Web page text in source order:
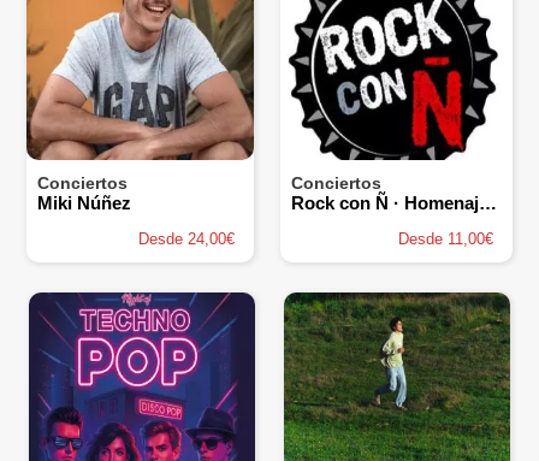
Conciertos
Miki Núñez
Desde 24,00€
Conciertos
Rock con Ñ · Homenaje al Rock Español de los 80
Desde 11,00€